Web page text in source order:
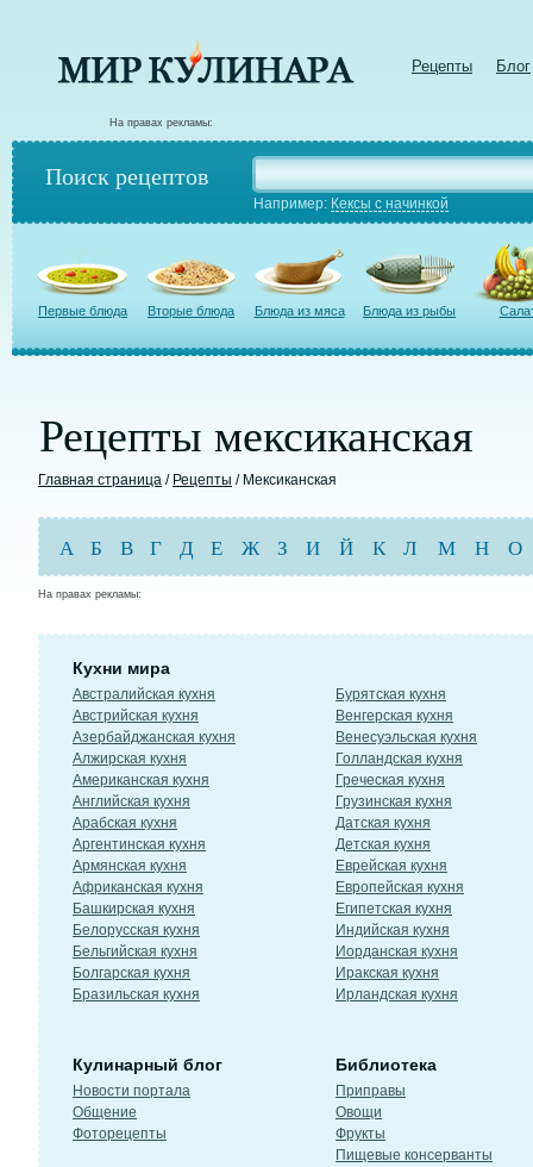
Рецепты Блог
На правах рекламы:
Поиск рецептов
Например: Кексы с начинкой
Первые блюда Вторые блюда Блюда из мяса Блюда из рыбы
Рецепты мексиканская
Главная страница / Рецепты / Мексиканская
А Б В Г Д Е Ж З И Й К Л М Н О
На правах рекламы:
Кухни мира
Австралийская кухня
Австрийская кухня
Азербайджанская кухня
Алжирская кухня
Американская кухня
Английская кухня
Арабская кухня
Аргентинская кухня
Армянская кухня
Африканская кухня
Башкирская кухня
Белорусская кухня
Бельгийская кухня
Болгарская кухня
Бразильская кухня
Бурятская кухня
Венгерская кухня
Венесуэльская кухня
Голландская кухня
Греческая кухня
Грузинская кухня
Датская кухня
Детская кухня
Еврейская кухня
Европейская кухня
Египетская кухня
Индийская кухня
Иорданская кухня
Иракская кухня
Ирландская кухня
Кулинарный блог
Новости портала
Общение
Фоторецепты
Библиотека
Приправы
Овощи
Фрукты
Пищевые консерванты